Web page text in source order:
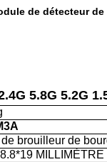
de détecteur
5.8G 5.2G
brouilleur de
MILLIMÈTRE